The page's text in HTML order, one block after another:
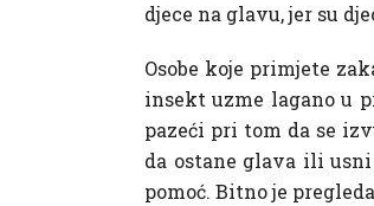
djece na glavu, jer su
Osobe koje primjete
insekt uzme lagano u
pazeći pri tom da se
da ostane glava ili
pomoć. Bitno je